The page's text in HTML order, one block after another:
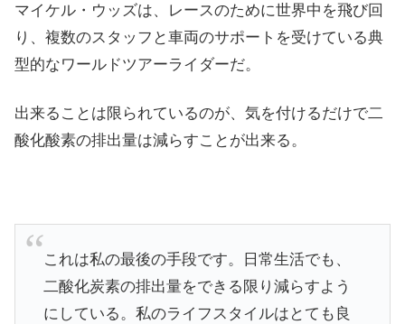
マイケル・ウッズは、レースのために世界中を飛び回
り、複数のスタッフと車両のサポートを受けている典
型的なワールドツアーライダーだ。
出来ることは限られているのが、気を付けるだけで二
酸化酸素の排出量は減らすことが出来る。
これは私の最後の手段です。日常生活でも、
二酸化炭素の排出量をできる限り減らすよう
にしている。私のライフスタイルはとても良